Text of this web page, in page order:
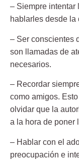
– Siempre intentar
hablarles desde la
– Ser conscientes
son llamadas de
necesarios.
– Recordar
como amigos.
olvidar que la
a la hora de poner
– Hablar con el
preocupación e